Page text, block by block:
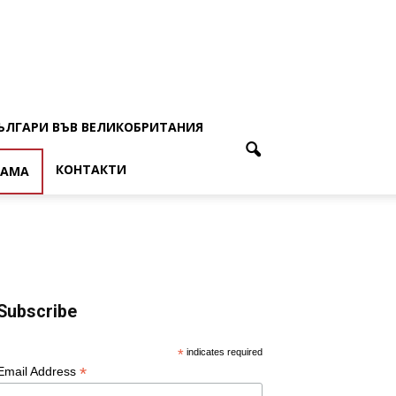
ВЪВ ВЕЛИКОБРИТАНИЯ
КОНТАКТИ
* indicates required
Address *